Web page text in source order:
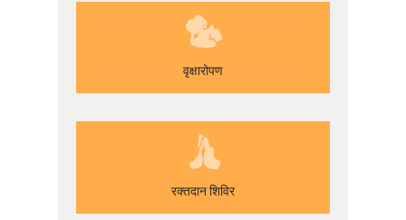
वृक्षारोपण
रक्तदान शिविर